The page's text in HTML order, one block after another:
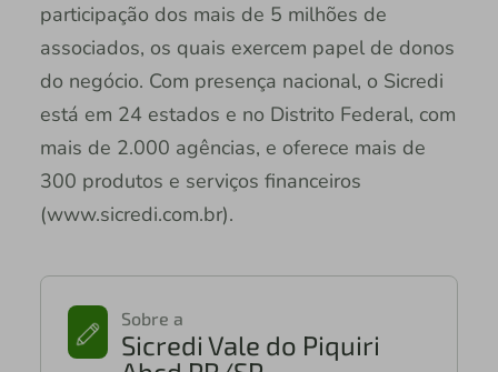
participação dos mais de 5 milhões de
associados, os quais exercem papel de donos
do negócio. Com presença nacional, o Sicredi
está em 24 estados e no Distrito Federal, com
mais de 2.000 agências, e oferece mais de
300 produtos e serviços financeiros
(www.sicredi.com.br).
Sobre a
Sicredi Vale do Piquiri